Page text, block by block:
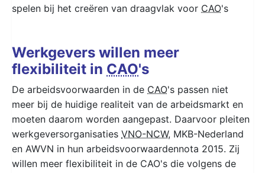
spelen bij het creëren van draagvlak voor CAO's
Werkgevers willen meer
flexibiliteit in CAO's
De arbeidsvoorwaarden in de CAO's passen niet
meer bij de huidige realiteit van de arbeidsmarkt en
moeten daarom worden aangepast. Daarvoor pleiten
werkgeversorganisaties VNO-NCW, MKB-Nederland
en AWVN in hun arbeidsvoorwaardennota 2015. Zij
willen meer flexibiliteit in de CAO's die volgens de